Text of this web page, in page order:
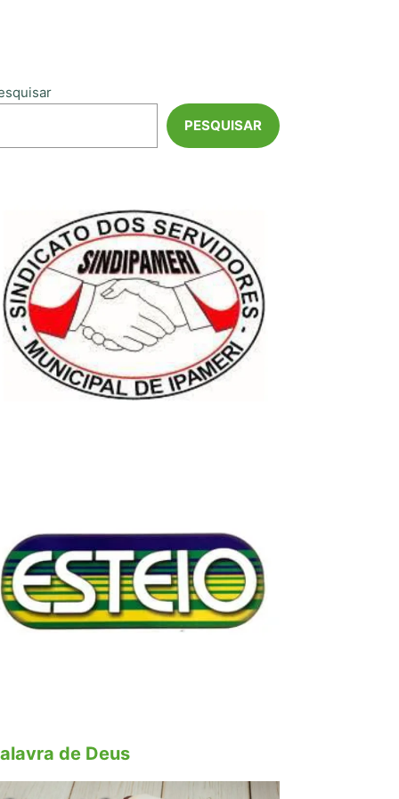
PESQUISAR
de Deus